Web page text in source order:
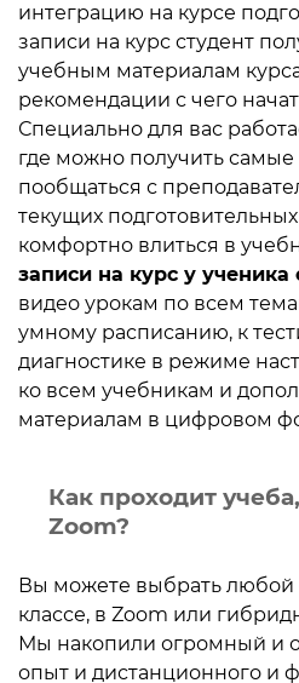
интеграцию на курсе
записи на курс студент
учебным материалам
рекомендации с чего
Специально для вас
где можно получить самые
пообщаться с
текущих
комфортно влиться в
записи на курс у ученика
видео урокам по всем
умному расписанию, к
диагностике в режиме
ко всем учебникам и
материалам в цифровом
Как проходит
Zoom?
Вы можете выбрать любой
классе, в Zoom или
Мы накопили огромный и
опыт и дистанционного и